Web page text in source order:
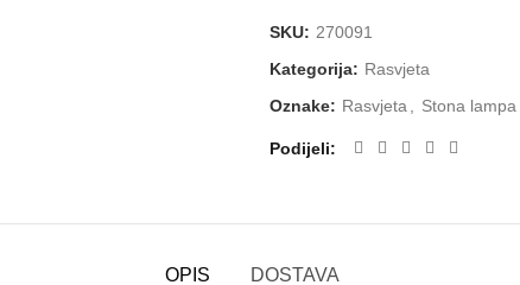
SKU: 270091
Kategorija: Rasvjeta
Oznake: Rasvjeta Stona lampa
Podijeli
OPIS DOSTAVA